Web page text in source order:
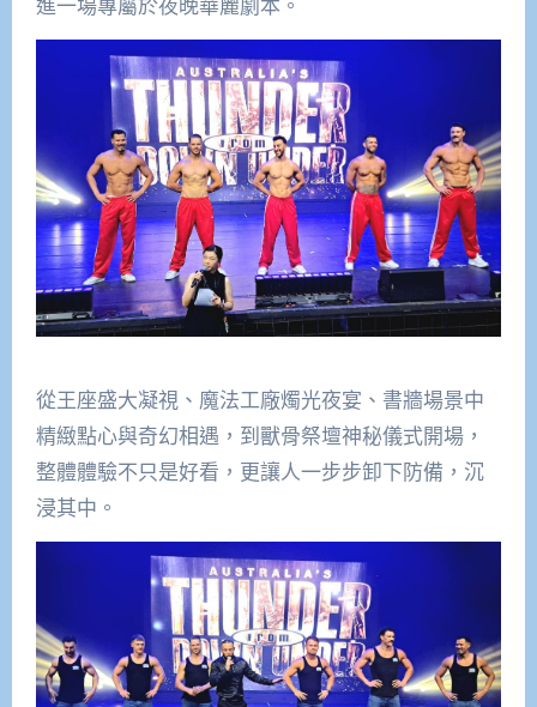
進一場專屬於夜晚華麗劇本。
從王座盛大凝視、魔法工廠燭光夜宴、書牆場景中
精緻點心與奇幻相遇，到獸骨祭壇神秘儀式開場，
整體體驗不只是好看，更讓人一步步卸下防備，沉
浸其中。